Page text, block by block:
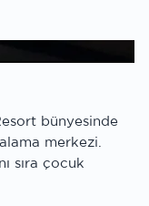
bünyesinde
merkezi.
sıra çocuk